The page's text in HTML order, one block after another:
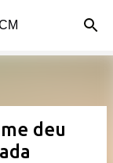
deu